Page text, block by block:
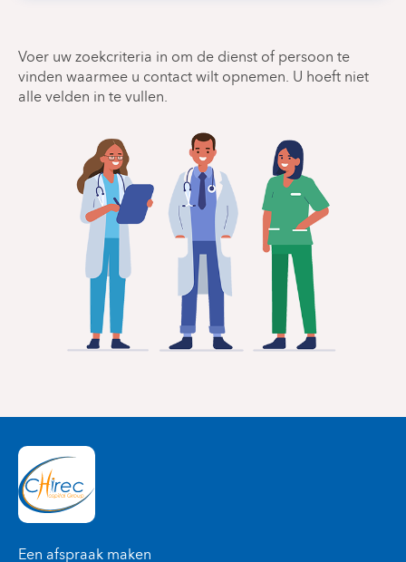
Voer uw zoekcriteria in om de dienst of persoon te
vinden waarmee u contact wilt opnemen. U hoeft niet
alle velden in te vullen.
Een afspraak maken